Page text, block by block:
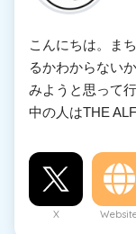
こんにちは。ま
るかわからない
みようと思って
中の人はTHE
X